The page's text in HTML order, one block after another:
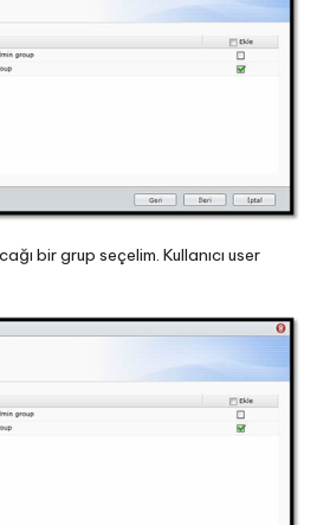
bir grup seçelim. Kullanıcı user